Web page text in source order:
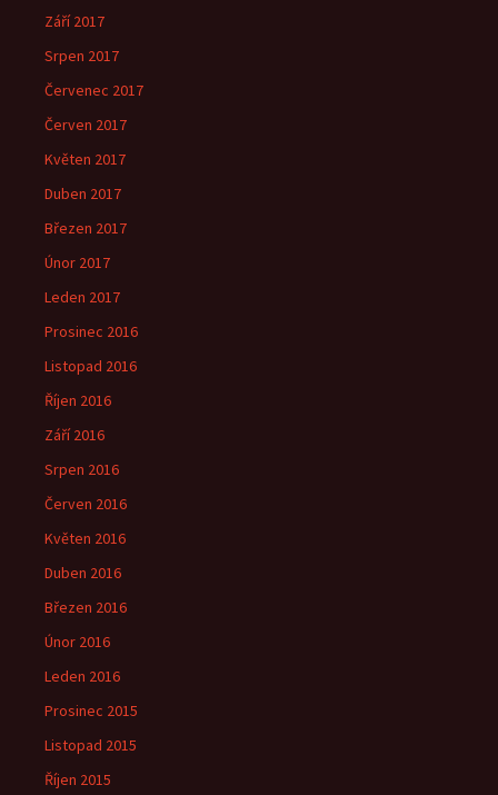
Září 2017
Srpen 2017
Červenec 2017
Červen 2017
Květen 2017
Duben 2017
Březen 2017
Únor 2017
Leden 2017
Prosinec 2016
Listopad 2016
Říjen 2016
Září 2016
Srpen 2016
Červen 2016
Květen 2016
Duben 2016
Březen 2016
Únor 2016
Leden 2016
Prosinec 2015
Listopad 2015
Říjen 2015